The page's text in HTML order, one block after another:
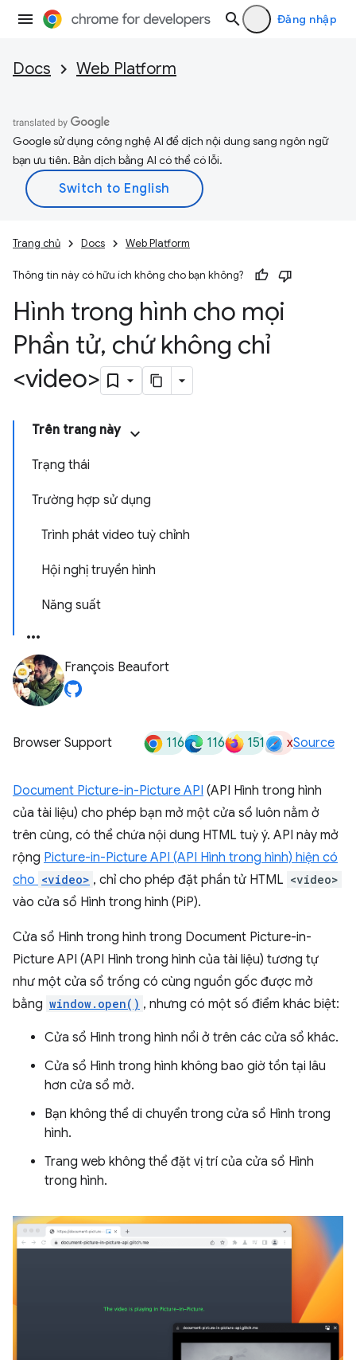
Đăng nhập
Docs Web Platform
Google sử dụng công nghệ AI để dịch nội dung sang ngôn ngữ
bạn ưu tiên. Bản dịch bằng AI có thể có lỗi.
Trang chủ Docs Web Platform
Thông tin này có hữu ích không cho bạn không?
Hình trong hình cho mọi
Phần tử, chứ không chỉ
<video>
Trên trang này
Trạng thái
Trường hợp sử dụng
Trình phát video tuỳ chỉnh
Hội nghị truyền hình
Năng suất
François Beaufort
Browser Support 116 116 151 xSource
Document Picture-in-Picture API (API Hình trong hình
của tài liệu) cho phép bạn mở một cửa sổ luôn nằm ở
trên cùng, có thể chứa nội dung HTML tuỳ ý. API này mở
rộng Picture-in-Picture API (API Hình trong hình) hiện có
cho <video> , chỉ cho phép đặt phần tử HTML <video>
vào cửa sổ Hình trong hình (PiP).
Cửa sổ Hình trong hình trong Document Picture-in-
Picture API (API Hình trong hình của tài liệu) tương tự
như một cửa sổ trống có cùng nguồn gốc được mở
bằng window.open() , nhưng có một số điểm khác biệt:
Cửa sổ Hình trong hình nổi ở trên các cửa sổ khác.
Cửa sổ Hình trong hình không bao giờ tồn tại lâu
hơn cửa sổ mở.
Bạn không thể di chuyển trong cửa sổ Hình trong
hình.
Trang web không thể đặt vị trí của cửa sổ Hình
trong hình.